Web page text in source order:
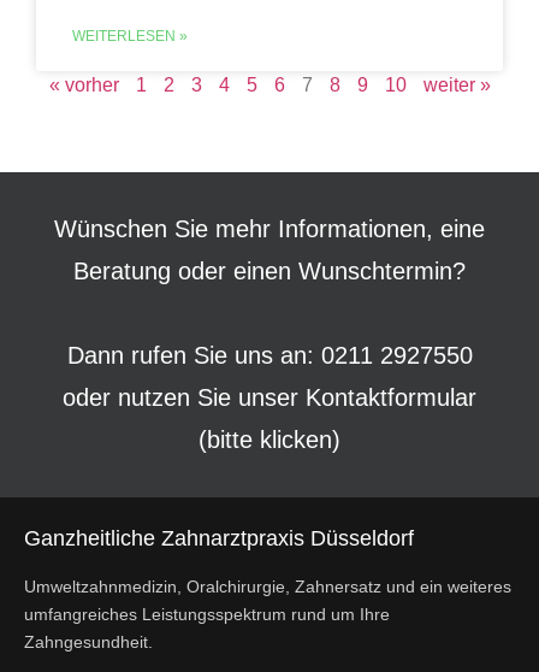
WEITERLESEN »
« vorher 1 2 3 4 5 6 7 8 9 10 weiter »
Wünschen Sie mehr Informationen, eine
Beratung oder einen Wunschtermin?
Dann rufen Sie uns an: 0211 2927550
oder nutzen Sie unser Kontaktformular
(bitte klicken)
Ganzheitliche Zahnarztpraxis Düsseldorf
Umweltzahnmedizin, Oralchirurgie, Zahnersatz und ein weiteres
umfangreiches Leistungsspektrum rund um Ihre
Zahngesundheit.